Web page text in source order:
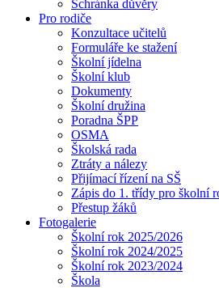
Schránka důvěry
Pro rodiče
Konzultace učitelů
Formuláře ke stažení
Školní jídelna
Školní klub
Dokumenty
Školní družina
Poradna ŠPP
OSMA
Školská rada
Ztráty a nálezy
Přijímací řízení na SŠ
Zápis do 1. třídy pro školní
Přestup žáků
Fotogalerie
Školní rok 2025/2026
Školní rok 2024/2025
Školní rok 2023/2024
Škola